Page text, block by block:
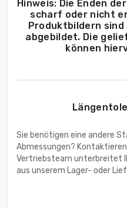
Hinweis: Die Enden
scharf oder nicht
Produktbildern
abgebildet. Die
können
Sie benötigen eine andere
Abmessungen?
Vertriebsteam unterbreitet
aus unserem Lager- oder